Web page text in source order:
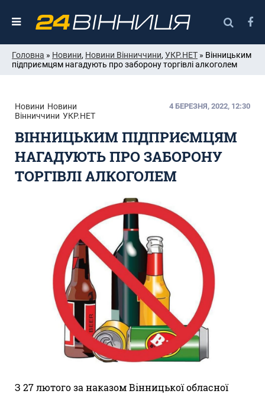
Головна » Новини, Новини Вінниччини, УКР.НЕТ » Вінницьким
підприємцям нагадують про заборону торгівлі алкоголем
Новини Новини
Вінниччини УКР.НЕТ
4 БЕРЕЗНЯ, 2022, 12:30
ВІННИЦЬКИМ ПІДПРИЄМЦЯМ
НАГАДУЮТЬ ПРО ЗАБОРОНУ
ТОРГІВЛІ АЛКОГОЛЕМ
З 27 лютого за наказом Вінницької обласної